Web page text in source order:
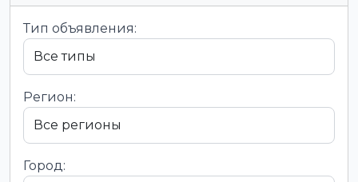
Тип объявления:
Регион:
Город: